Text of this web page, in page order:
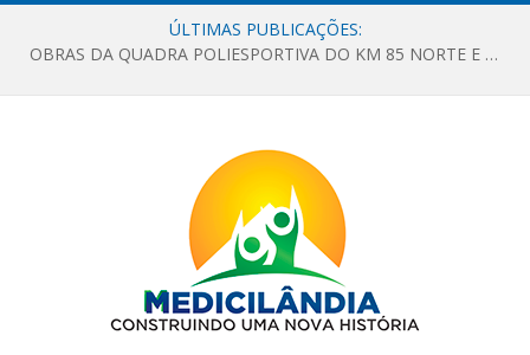
ÚLTIMAS PUBLICAÇÕES:
OBRAS DA QUADRA POLIESPORTIVA DO KM 85 NORTE E DA ESCOLA GASPAR VIANA AVANÇAM